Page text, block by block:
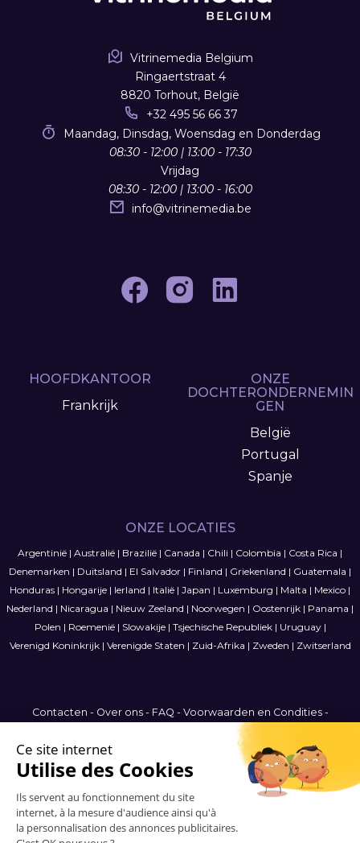
Vitrinemedia Belgium
Ringaertstraat 4
8820 Torhout, België
+32 495 56 66 37
Maandag, Dinsdag, Woensdag en Donderdag
08:30 - 12:00 | 13:00 - 17:30
Vrijdag
08:30 - 12:00 | 13:00 - 16:00
info@vitrinemedia.be
HOOFDKANTOOR
Frankrijk
ONZE
DOCHTERONDERNEMIN
GEN
België
Portugal
Spanje
ONZE LOCATIES
Argentinië | Australië | Brazilië | Canada | Chili | Colombia | Costa Rica |
Denemarken | Duitsland | El Salvador | Finland | Griekenland | Guatemala |
Honduras | Hongarije | Ierland | Italië | Japan | Luxemburg | Malta | Mexico |
Nederland | Nicaragua | Nieuw Zeeland | Noorwegen | Oostenrijk | Panama |
Polen | Roemenië| Slowakije| Tsjechische Republiek| Uruguay|
Verenigd Koninkrijk| Verenigde Staten | Zuid-Afrika | Zweden | Zwitserland
Contacten - Over ons- FAQ - Voorwaarden en Condities-
Sitemap